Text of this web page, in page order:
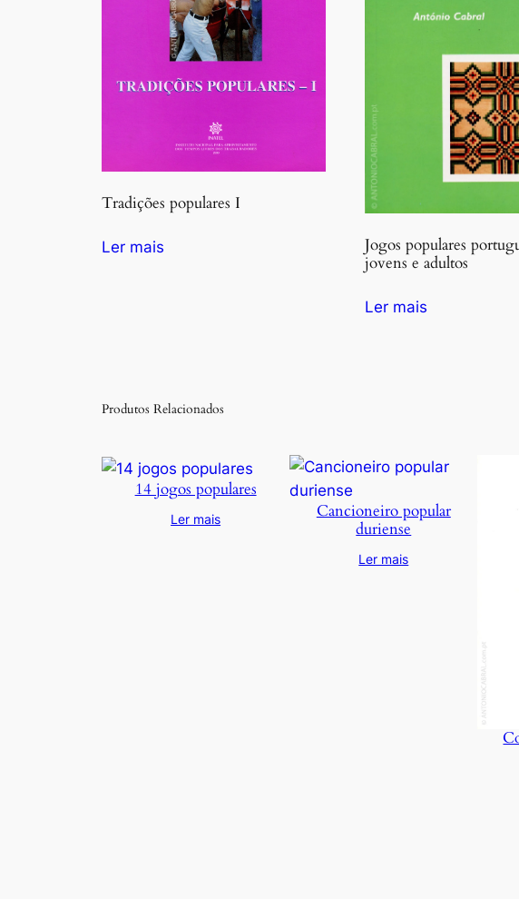
Tradições populares I
Ler mais
Jogos populares
jovens e adultos
Ler mais
Produtos Relacionados
14 jogos populares
Ler mais
Cancioneiro popular
duriense
Ler mais